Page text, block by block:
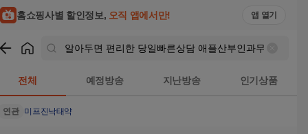
홈쇼핑사별 할인정보, 오직 앱에서만! 앱 열기
전체 예정방송 지난방송 인기상품
연관 미프진낙태약